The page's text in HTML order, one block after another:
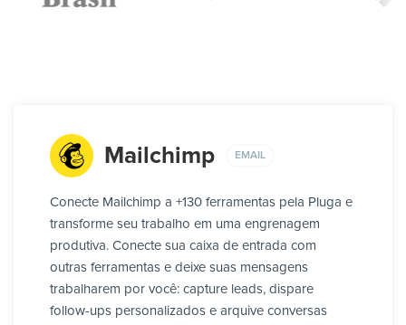
Mailchimp EMAIL
Conecte Mailchimp a +130 ferramentas pela Pluga e
transforme seu trabalho em uma engrenagem
produtiva. Conecte sua caixa de entrada com
outras ferramentas e deixe suas mensagens
trabalharem por você: capture leads, dispare
follow-ups personalizados e arquive conversas